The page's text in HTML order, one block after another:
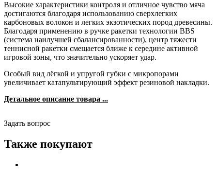
Высокие характеристики контроля и отличное чувство мяча
достигаются благодаря использованию сверхлегких
карбоновых волокон и легких экзотических пород древесины.
Благодаря применению в ручке ракетки технологии BBS
(система наилучшей сбалансированности), центр тяжести
теннисной ракетки смещается ближе к середине активной
игровой зоны, что значительно ускоряет удар.
Особый вид лёгкой и упругой губки с микропорами
увеличивает катапультирующий эффект резиновой накладки.
Детальное описание товара ...
Задать вопрос
Также покупают